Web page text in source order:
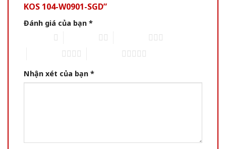
KOS 104-W0901-SGD”
Đánh giá của bạn *
Nhận xét của bạn *